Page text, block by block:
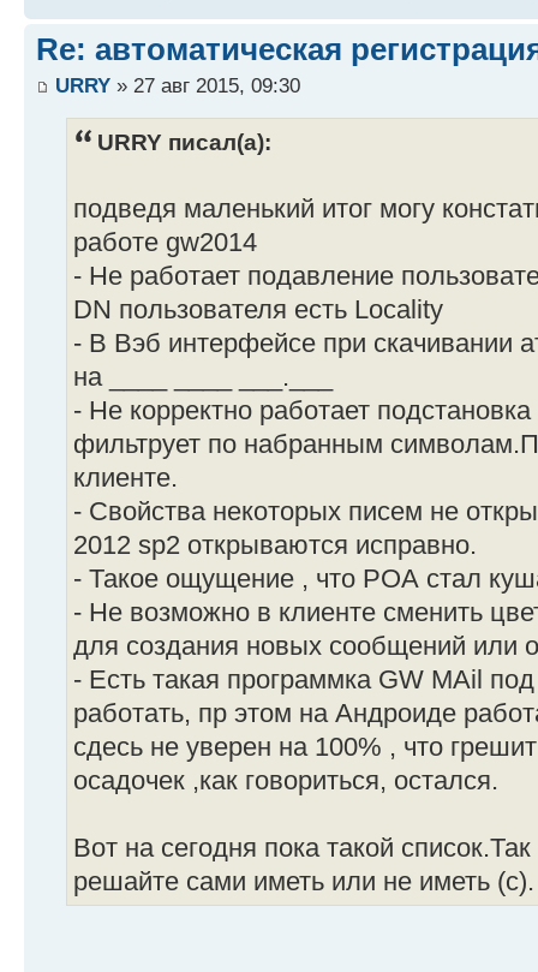
Re: автоматическая
URRY » 27 авг 2015, 09:30
URRY писал(а):
подведя маленький итог могу
работе gw2014
- Не работает подавление
DN пользователя есть Locality
- В Вэб интерфейсе при скачивании
на ____ ____ ___.___
- Не корректно работает
фильтрует по набранным
клиенте.
- Свойства некоторых писем не
2012 sp2 открываются исправно.
- Такое ощущение , что РОА стал
- Не возможно в клиенте сменить
для создания новых сообщений или
- Есть такая программка GW MAil
работать, пр этом на Андроиде
сдесь не уверен на 100% , что
осадочек ,как говориться, остался.
Вот на сегодня пока такой
решайте сами иметь или не иметь (с).